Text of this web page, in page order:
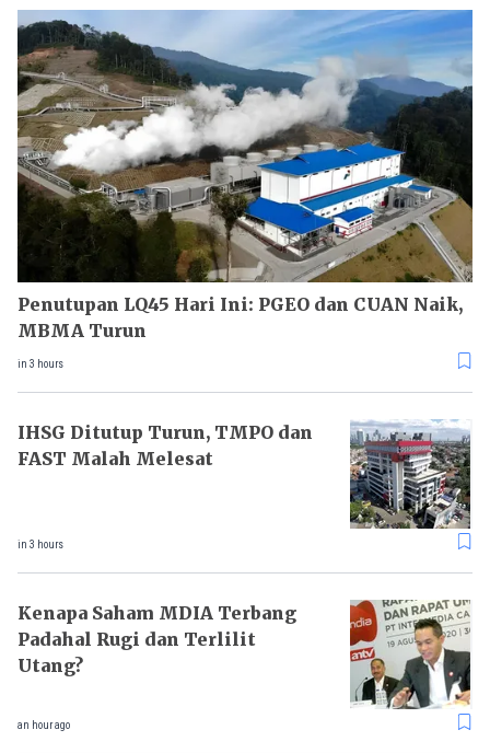
Penutupan LQ45 Hari Ini: PGEO dan CUAN Naik,
MBMA Turun
in 3 hours
IHSG Ditutup Turun, TMPO dan
FAST Malah Melesat
in 3 hours
Kenapa Saham MDIA Terbang
Padahal Rugi dan Terlilit
Utang?
an hour ago